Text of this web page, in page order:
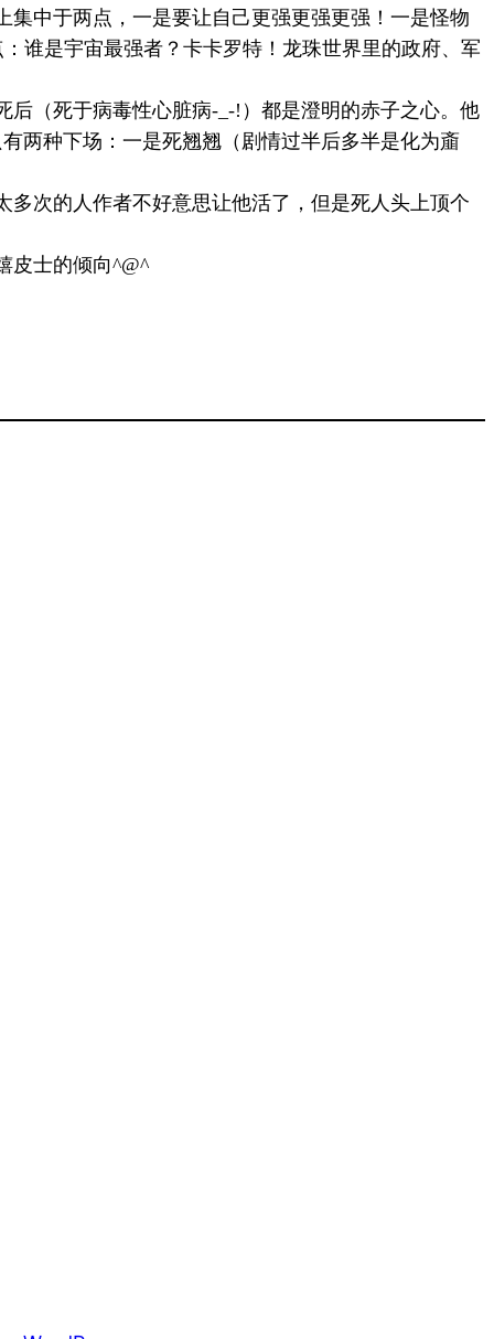
中于两点，一是要让自己更强更强更强！一是怪物
谁是宇宙最强者？卡卡罗特！龙珠世界里的政府、军
后（死于病毒性心脏病-_-! ）都是澄明的赤子之心。他
两种下场：一是死翘翘（剧情过半后多半是化为齑
次的人作者不好意思让他活了，但是死人头上顶个
皮士的倾向^@^